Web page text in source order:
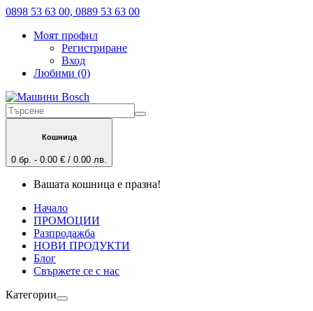
0898 53 63 00, 0889 53 63 00
Моят профил
Регистриране
Вход
Любими (0)
Кошница
0 бр. - 0.00 € / 0.00 лв.
Вашата кошница е празна!
Начало
ПРОМОЦИИ
Разпродажба
НОВИ ПРОДУКТИ
Блог
Свържете се с нас
Категории